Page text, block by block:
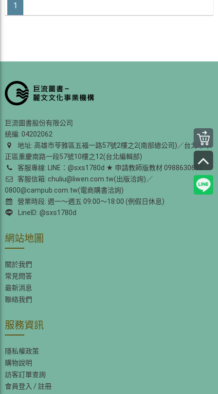
1
巨流圖書股份有限公司
統編: 04202062
地址: 高雄市苓雅區五福一路57號2樓之2(南部總公司)／台北市中
正區重慶南路一段57號10樓之12(台北編輯部)
客服專線: LINE：@sxs1780d ★ 申請教師版教材 0988630612
客服信箱: chuliu@liwen.com.tw(出版洽詢)／
0800@campub.com.tw(電商購書洽詢)
營業時段: 週一～週五 09:00～18:00 (例假日休息)
LineID: @sxs1780d
網站地圖
關於我們
常見問答
最新消息
聯絡我們
服務資訊
隱私權政策
購物說明
訪客訂單查詢
會員登入 / 註冊